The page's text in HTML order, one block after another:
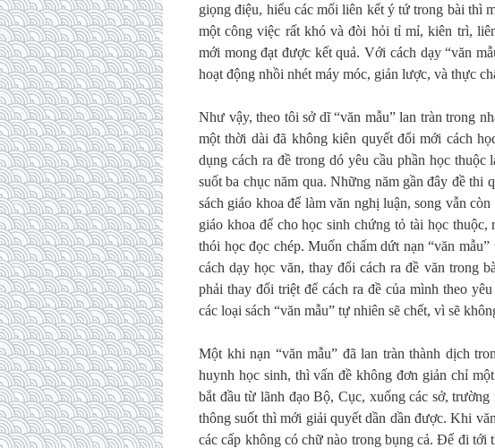
giọng điệu, hiểu các mối liên kết ý tứ trong bài thì
một công việc rất khó và đòi hỏi tỉ mỉ, kiên trì,
mới mong đạt được kết quả. Với cách dạy “văn
hoạt động nhồi nhét máy móc, giản lược, và thực
Như vậy, theo tôi sở dĩ “văn mẫu” lan tràn trong
một thời dài đã không kiên quyết đổi mới cách
dụng cách ra đề trong dó yêu cầu phần học
suốt ba chục năm qua. Những năm gần đây đề thi
sách giáo khoa để làm văn nghị luận, song vẫn
giáo khoa để cho học sinh chứng tỏ tài học
thói học đọc chép. Muốn chấm dứt nạn “văn
cách dạy học văn, thay đổi cách ra đề văn trong
phải thay đổi triệt để cách ra đề của mình theo
các loại sách “văn mẫu” tự nhiên sẽ chết, vì sẽ
Một khi nạn “văn mẫu” đã lan tràn thành dịch
huynh học sinh, thì vấn đề không đơn giản chỉ
bắt đầu từ lãnh đạo Bộ, Cục, xuống các sở,
thông suốt thì mới giải quyết dần dần được. Khi
các cấp không có chữ nào trong bụng cả. Để đi